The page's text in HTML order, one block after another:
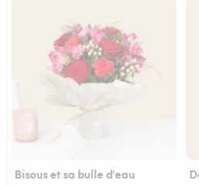
Bisous et sa bulle d'eau